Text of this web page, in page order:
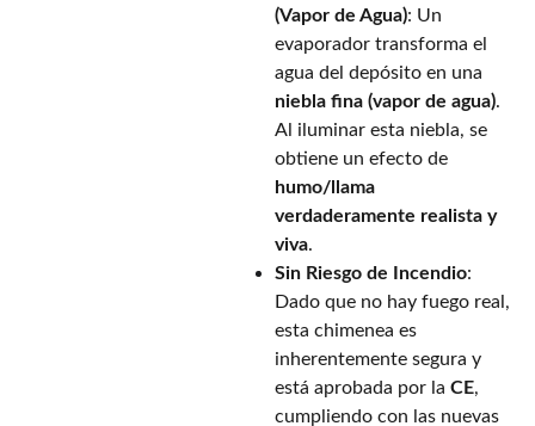
(Vapor de Agua): Un
evaporador transforma el
agua del depósito en una
niebla fina (vapor de agua).
Al iluminar esta niebla, se
obtiene un efecto de
humo/llama
verdaderamente realista y
viva.
Sin Riesgo de Incendio:
Dado que no hay fuego real,
esta chimenea es
inherentemente segura y
está aprobada por la CE,
cumpliendo con las nuevas